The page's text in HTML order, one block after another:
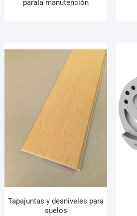
parala manutención
Tapajuntas y desniveles para
suelos